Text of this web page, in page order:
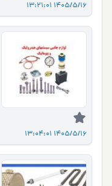
1405/5/16 13:21:01
1405/5/16 13:04:01